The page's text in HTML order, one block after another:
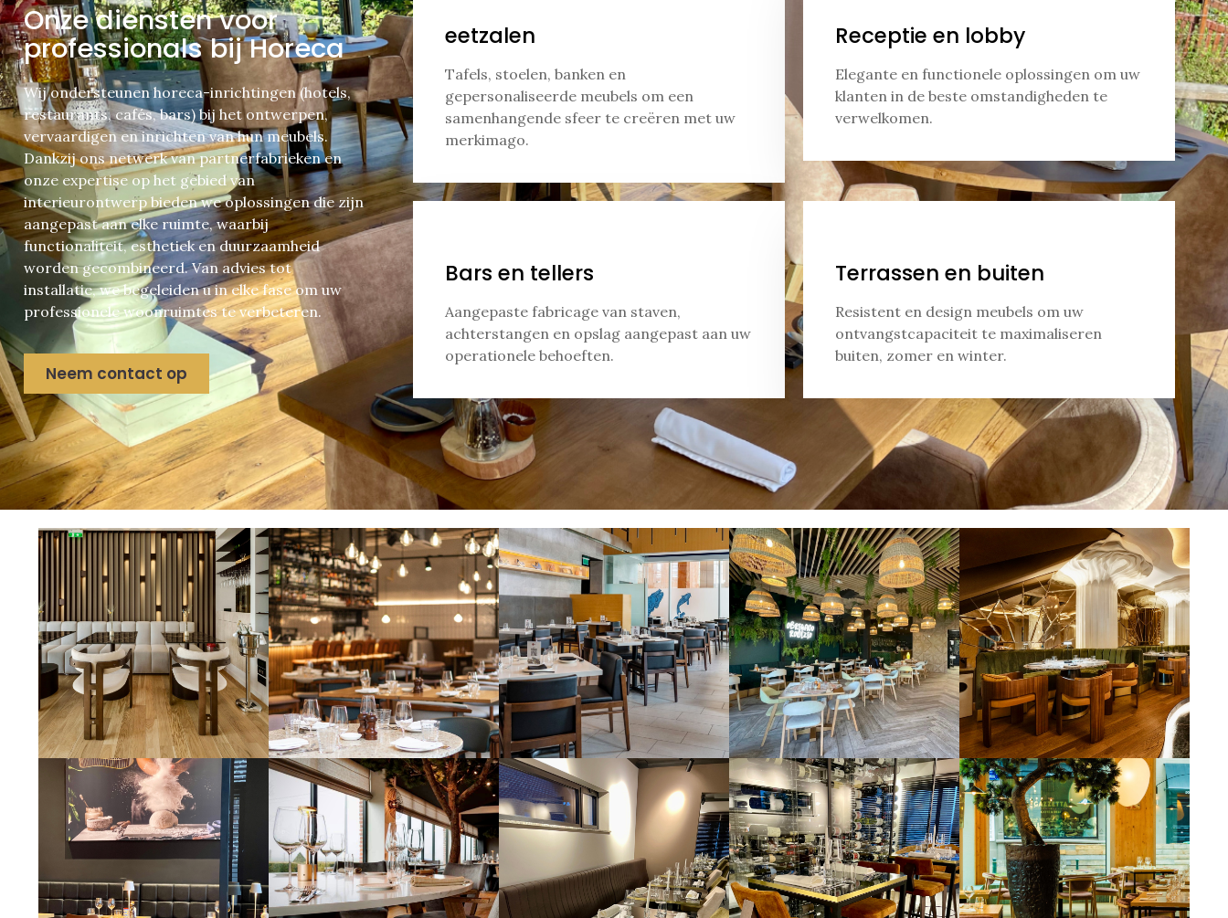
Onze diensten voor
professionals bij Horeca
Wij ondersteunen horeca-inrichtingen (hotels,
restaurants, cafés, bars) bij het ontwerpen,
vervaardigen en inrichten van hun meubels.
Dankzij ons netwerk van partnerfabrieken en
onze expertise op het gebied van
interieurontwerp bieden we oplossingen die zijn
aangepast aan elke ruimte, waarbij
functionaliteit, esthetiek en duurzaamheid
worden gecombineerd. Van advies tot
installatie, we begeleiden u in elke fase om uw
professionele woonruimtes te verbeteren.
Neem contact op
eetzalen
Tafels, stoelen, banken en
gepersonaliseerde meubels om een
samenhangende sfeer te creëren met uw
merkimago.
Receptie en lobby
Elegante en functionele oplossingen om uw
klanten in de beste omstandigheden te
verwelkomen.
Bars en tellers
Aangepaste fabricage van staven,
achterstangen en opslag aangepast aan uw
operationele behoeften.
Terrassen en buiten
Resistent en design meubels om uw
ontvangstcapaciteit te maximaliseren
buiten, zomer en winter.